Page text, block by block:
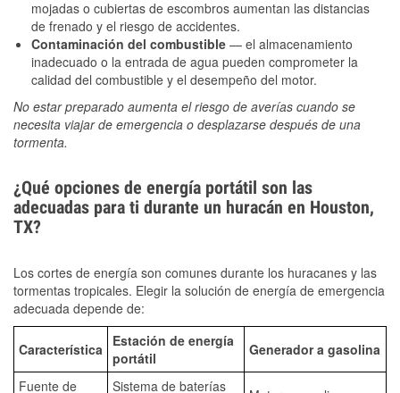
mojadas o cubiertas de escombros aumentan las distancias
de frenado y el riesgo de accidentes.
Contaminación del combustible — el almacenamiento
inadecuado o la entrada de agua pueden comprometer la
calidad del combustible y el desempeño del motor.
No estar preparado aumenta el riesgo de averías cuando se
necesita viajar de emergencia o desplazarse después de una
tormenta.
¿Qué opciones de energía portátil son las
adecuadas para ti durante un huracán en Houston,
TX?
Los cortes de energía son comunes durante los huracanes y las
tormentas tropicales. Elegir la solución de energía de emergencia
adecuada depende de:
Característica
Estación de energía
portátil
Generador a gasolina
Fuente de Sistema de baterías